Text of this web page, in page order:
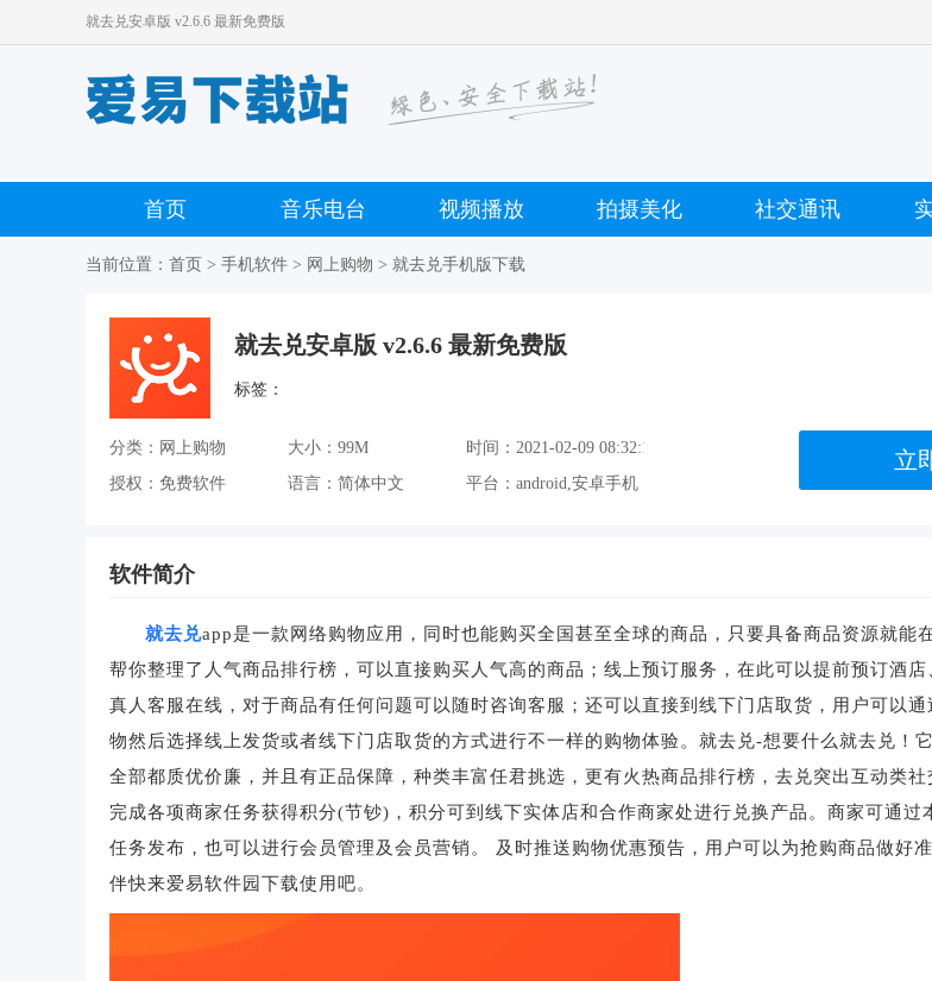
就去兑安卓版 v2.6.6 最新免费版
首页 音乐电台 视频播放 拍摄美化 社交通讯
当前位置： 首页 > 手机软件 > 网上购物 > 就去兑手机版下载
就去兑安卓版 v2.6.6 最新免费版
标签：
分类：网上购物 大小：99M
时间：2021-02-09 08:32:13
授权：免费软件
语言：简体中文 平台：android,安卓手机
立
软件简介
就去兑app是一款网络购物应用，同时也能购买全国甚至全球的商品，只要具备商品资源就能
帮你整理了人气商品排行榜，可以直接购买人气高的商品；线上预订服务，在此可以提前预订酒店
真人客服在线，对于商品有任何问题可以随时咨询客服；还可以直接到线下门店取货，用户可以通
物然后选择线上发货或者线下门店取货的方式进行不一样的购物体验。就去兑-想要什么就去兑！
全部都质优价廉，并且有正品保障，种类丰富任君挑选，更有火热商品排行榜，去兑突出互动类社
完成各项商家任务获得积分(节钞)，积分可到线下实体店和合作商家处进行兑换产品。商家可通过
任务发布，也可以进行会员管理及会员营销。 及时推送购物优惠预告，用户可以为抢购商品做好
伴快来爱易软件园下载使用吧。